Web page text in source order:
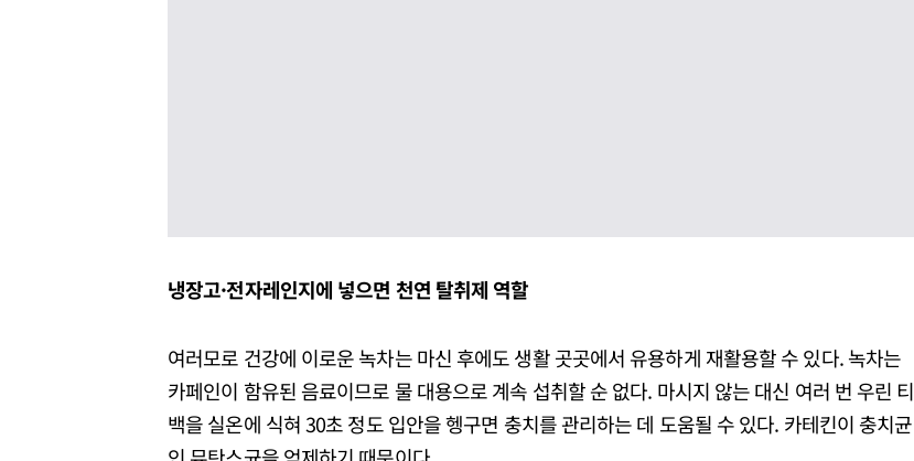
냉장고·전자레인지에 넣으면 천연 탈취제 역할
여러모로 건강에 이로운 녹차는 마신 후에도 생활 곳곳에서 유용하게 재활용할 수 있다. 녹차는
카페인이 함유된 음료이므로 물 대용으로 계속 섭취할 순 없다. 마시지 않는 대신 여러 번 우린 티
백을 실온에 식혀 30초 정도 입안을 헹구면 충치를 관리하는 데 도움될 수 있다. 카테킨이 충치균